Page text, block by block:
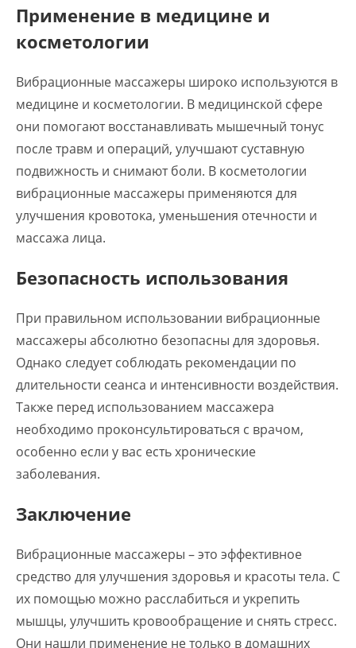
Применение в медицине и
косметологии
Вибрационные массажеры широко используются в
медицине и косметологии. В медицинской сфере
они помогают восстанавливать мышечный тонус
после травм и операций, улучшают суставную
подвижность и снимают боли. В косметологии
вибрационные массажеры применяются для
улучшения кровотока, уменьшения отечности и
массажа лица.
Безопасность использования
При правильном использовании вибрационные
массажеры абсолютно безопасны для здоровья.
Однако следует соблюдать рекомендации по
длительности сеанса и интенсивности воздействия.
Также перед использованием массажера
необходимо проконсультироваться с врачом,
особенно если у вас есть хронические
заболевания.
Заключение
Вибрационные массажеры – это эффективное
средство для улучшения здоровья и красоты тела. С
их помощью можно расслабиться и укрепить
мышцы, улучшить кровообращение и снять стресс.
Они нашли применение не только в домашних